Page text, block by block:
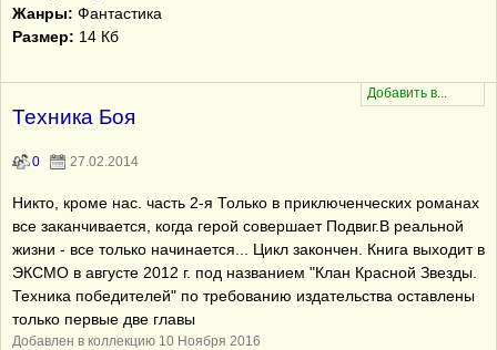
Жанры: Фантастика
Размер: 14 Кб
Техника Боя
0 27.02.2014
Никто, кроме нас. часть 2-я Только в приключенческих романах
все заканчивается, когда герой совершает Подвиг.В реальной
жизни - все только начинается... Цикл закончен. Книга выходит в
ЭКСМО в августе 2012 г. под названием "Клан Красной Звезды.
Техника победителей" по требованию издательства оставлены
только первые две главы
Добавлен в коллекцию 10 Ноября 2016